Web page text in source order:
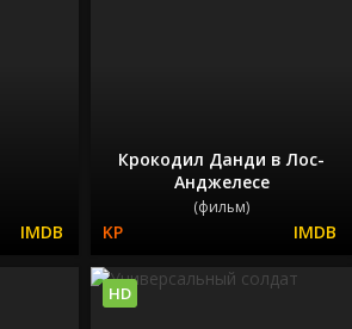
Крокодил Данди в Лос-
Анджелесе
(фильм)
HD